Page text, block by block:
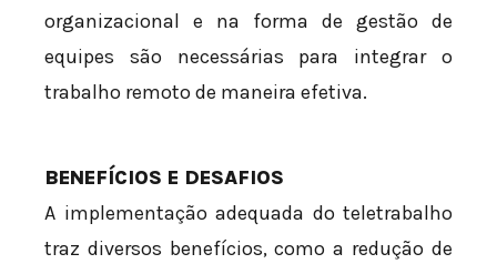
organizacional e na forma de gestão de
equipes são necessárias para integrar o
trabalho remoto de maneira efetiva.
BENEFÍCIOS E DESAFIOS
A implementação adequada do teletrabalho
traz diversos benefícios, como a redução de